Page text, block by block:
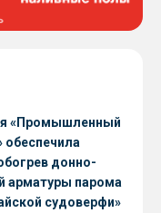
«Промышленный
обеспечила
донно-
арматуры парома
проекта
судоверфи»